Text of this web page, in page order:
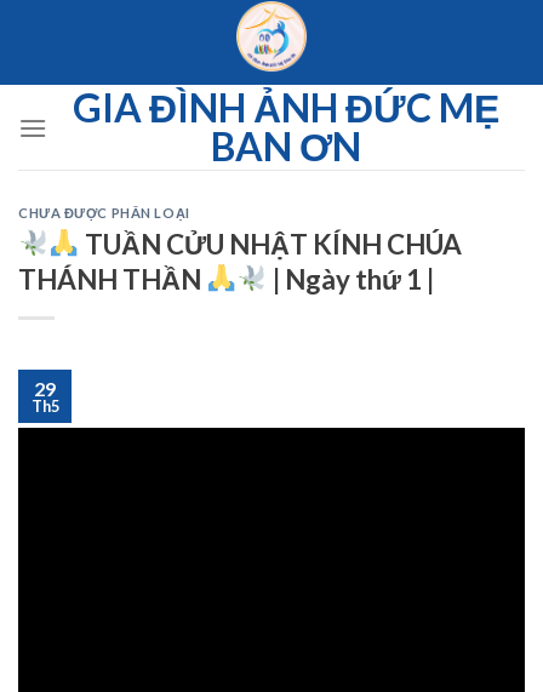
GIA ĐÌNH ẢNH ĐỨC MẸ
BAN ƠN
CHƯA ĐƯỢC PHÂN LOẠI
TUẦN CỬU NHẬT KÍNH CHÚA
THÁNH THẦN
| Ngày thứ 1 |
29
Th5